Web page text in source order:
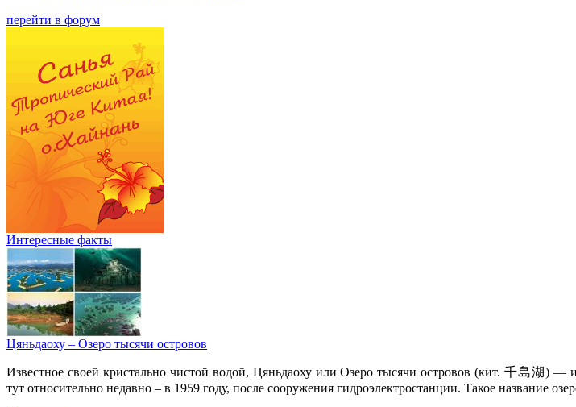
перейти в форум
Интересные факты
Цяньдаоху – Озеро тысячи островов
Известное своей кристально чистой водой, Цяньдаоху или Озеро тысячи островов (кит. 千島湖)
тут относительно недавно – в 1959 году, после сооружения гидроэлектростанции. Такое название